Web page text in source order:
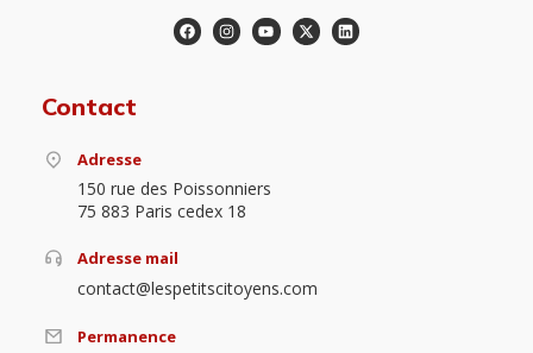
Contact
Adresse
150 rue des Poissonniers
75 883 Paris cedex 18
Adresse mail
contact@lespetitscitoyens.com
Permanence